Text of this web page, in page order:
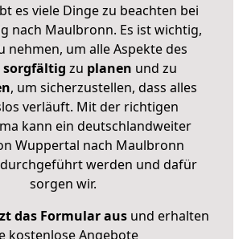
es viele Dinge zu beachten bei
nach Maulbronn. Es ist wichtig,
nehmen, um alle Aspekte des
sorgfältig zu planen und zu
, um sicherzustellen, dass alles
verläuft. Mit der richtigen
kann ein deutschlandweiter
Wuppertal nach Maulbronn
werden und dafür
sorgen wir.
das Formular ausund erhalten
kostenlose Angebote